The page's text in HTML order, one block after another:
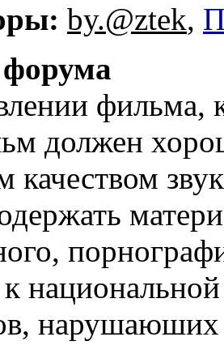
by.@ztek,
фильма,
должен
качеством